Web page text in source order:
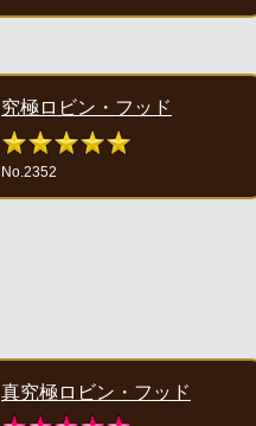
究極ロビン・フッド
No.2352
真究極ロビン・フッド